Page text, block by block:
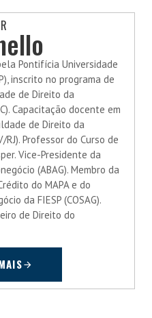
Pontifícia Universidade
inscrito no programa de
de Direito da
Capacitação docente em
de Direito da
Professor do Curso de
Vice-Presidente da
(ABAG). Membro da
do MAPA e do
da FIESP (COSAG).
de Direito do